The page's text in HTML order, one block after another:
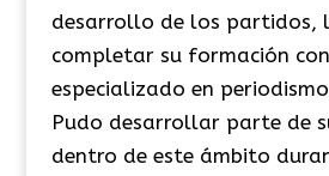
desarrollo de los partidos,
completar su formación
especializado en
Pudo desarrollar parte de
dentro de este ámbito